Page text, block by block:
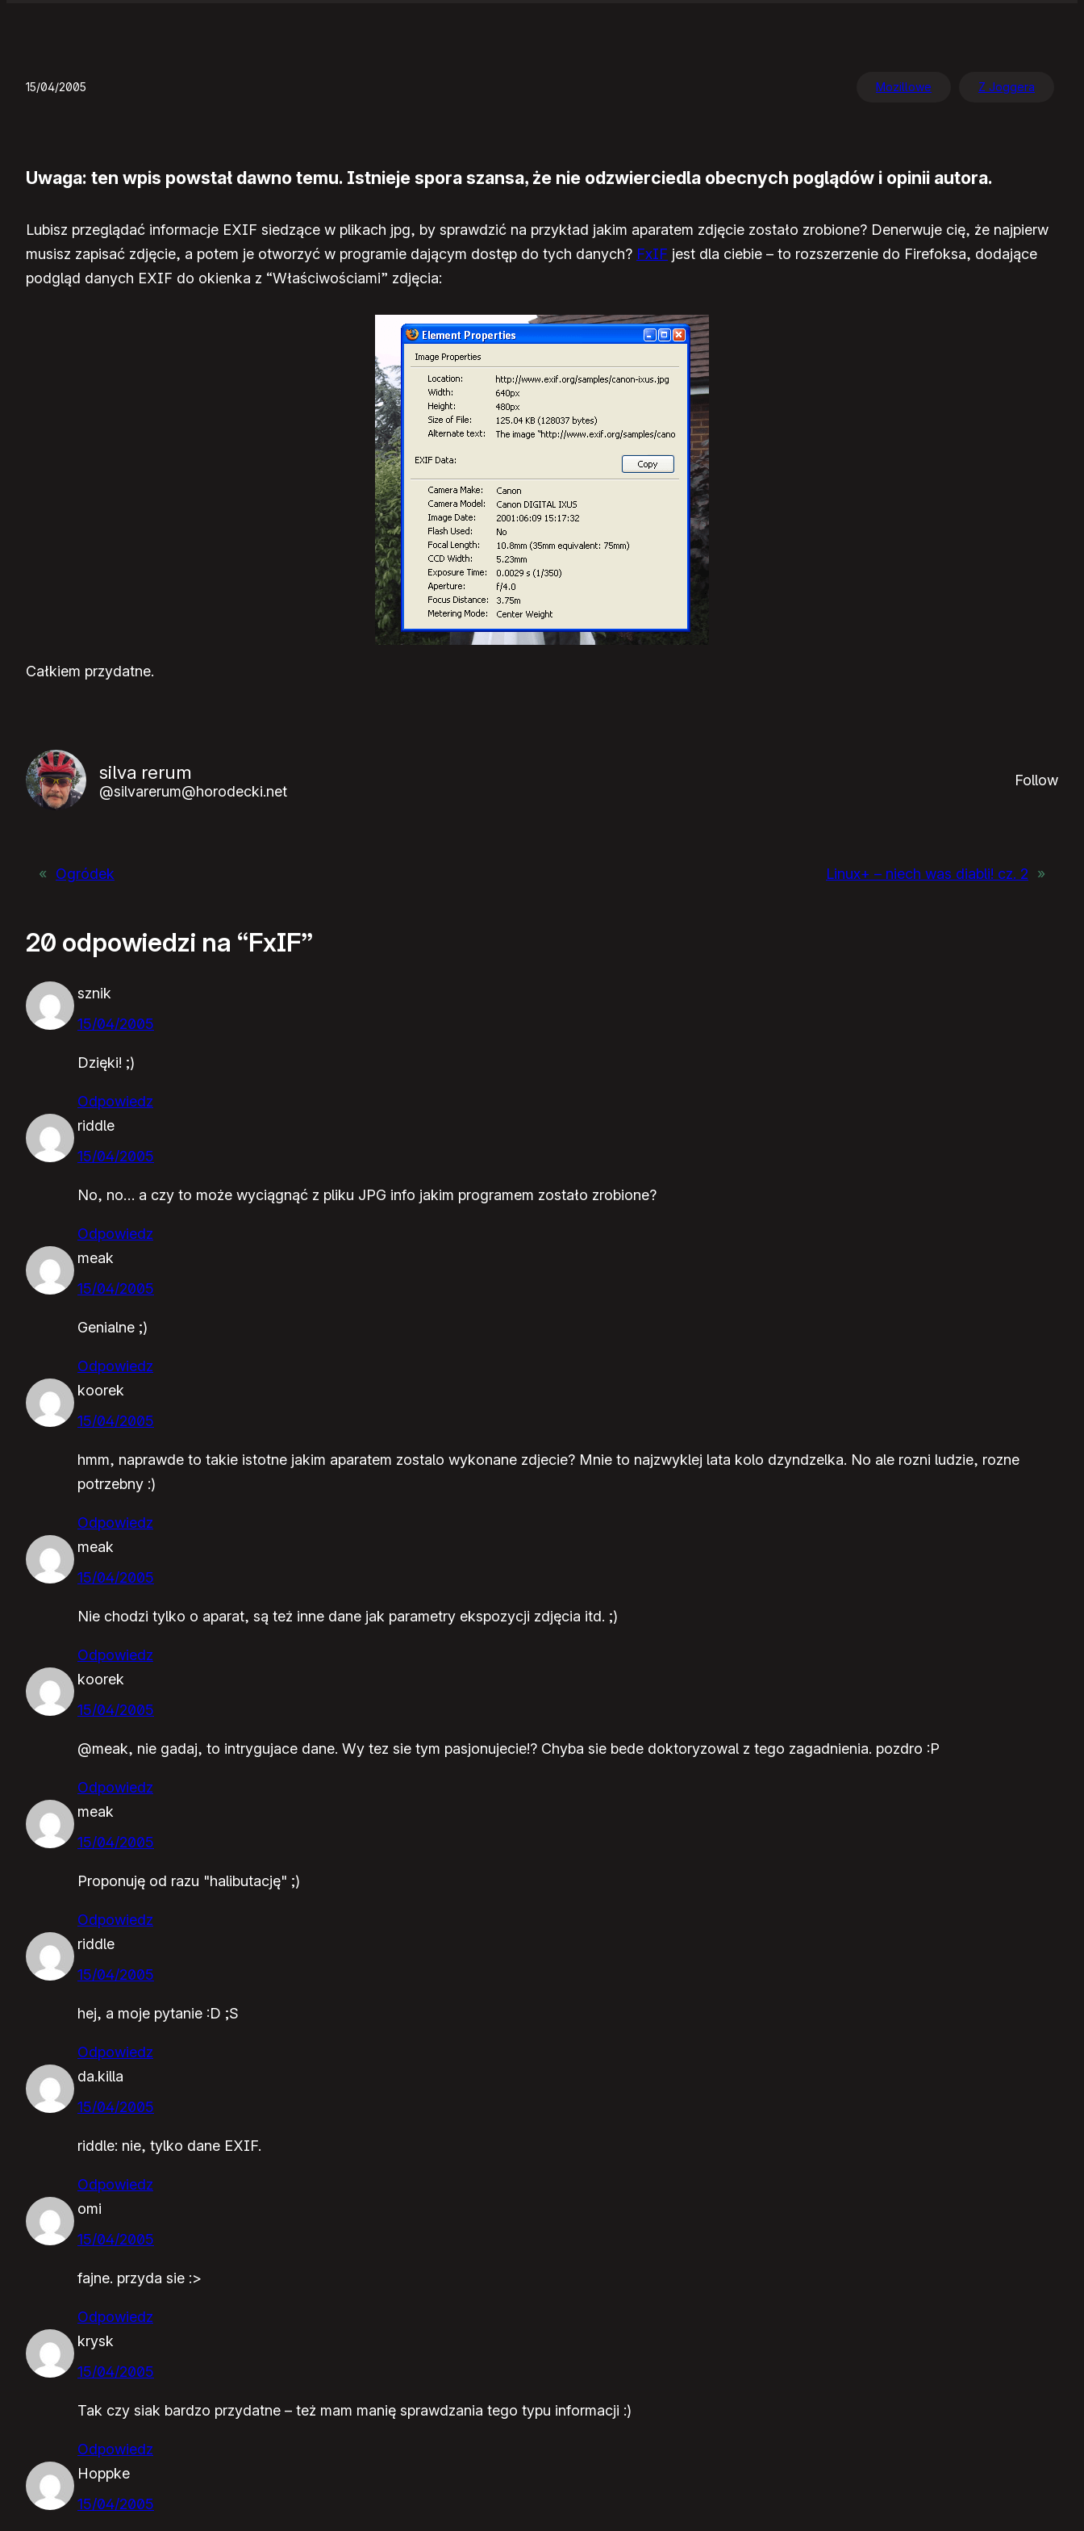
15/04/2005 Mozillowe Z Joggera
Uwaga: ten wpis powstał dawno temu. Istnieje spora szansa, że nie odzwierciedla obecnych poglądów i opinii autora.
Lubisz przeglądać informacje EXIF siedzące w plikach jpg, by sprawdzić na przykład jakim aparatem zdjęcie zostało zrobione? Denerwuje cię, że najpierw
musisz zapisać zdjęcie, a potem je otworzyć w programie dającym dostęp do tych danych? FxIF jest dla ciebie – to rozszerzenie do Firefoksa, dodające
podgląd danych EXIF do okienka z “Właściwościami” zdjęcia:
Całkiem przydatne.
silva rerum
@silvarerum@horodecki.net
Follow
« Ogródek Linux+ – niech was diabli! cz. 2 »
20 odpowiedzi na “FxIF”
sznik
15/04/2005
Dzięki! ;)
Odpowiedz
riddle
15/04/2005
No, no… a czy to może wyciągnąć z pliku JPG info jakim programem zostało zrobione?
Odpowiedz
meak
15/04/2005
Genialne ;)
Odpowiedz
koorek
15/04/2005
hmm, naprawde to takie istotne jakim aparatem zostalo wykonane zdjecie? Mnie to najzwyklej lata kolo dzyndzelka. No ale rozni ludzie, rozne
potrzebny :)
Odpowiedz
meak
15/04/2005
Nie chodzi tylko o aparat, są też inne dane jak parametry ekspozycji zdjęcia itd. ;)
Odpowiedz
koorek
15/04/2005
@meak, nie gadaj, to intrygujace dane. Wy tez sie tym pasjonujecie!? Chyba sie bede doktoryzowal z tego zagadnienia. pozdro :P
Odpowiedz
meak
15/04/2005
Proponuję od razu "halibutację" ;)
Odpowiedz
riddle
15/04/2005
hej, a moje pytanie :D ;S
Odpowiedz
da.killa
15/04/2005
riddle: nie, tylko dane EXIF.
Odpowiedz
omi
15/04/2005
fajne. przyda sie :>
Odpowiedz
krysk
15/04/2005
Tak czy siak bardzo przydatne – też mam manię sprawdzania tego typu informacji :)
Odpowiedz
Hoppke
15/04/2005